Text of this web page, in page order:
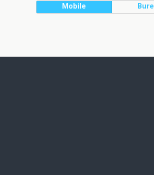
Mobile